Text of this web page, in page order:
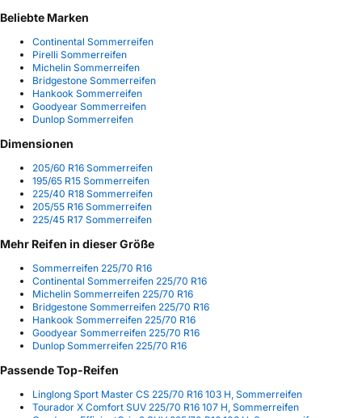
Beliebte Marken
Continental Sommerreifen
Pirelli Sommerreifen
Michelin Sommerreifen
Bridgestone Sommerreifen
Hankook Sommerreifen
Goodyear Sommerreifen
Dunlop Sommerreifen
Dimensionen
205/60 R16 Sommerreifen
195/65 R15 Sommerreifen
225/40 R18 Sommerreifen
205/55 R16 Sommerreifen
225/45 R17 Sommerreifen
Mehr Reifen in dieser Größe
Sommerreifen 225/70 R16
Continental Sommerreifen 225/70 R16
Michelin Sommerreifen 225/70 R16
Bridgestone Sommerreifen 225/70 R16
Hankook Sommerreifen 225/70 R16
Goodyear Sommerreifen 225/70 R16
Dunlop Sommerreifen 225/70 R16
Passende Top-Reifen
Linglong Sport Master CS 225/70 R16 103 H, Sommerreifen
Tourador X Comfort SUV 225/70 R16 107 H, Sommerreifen